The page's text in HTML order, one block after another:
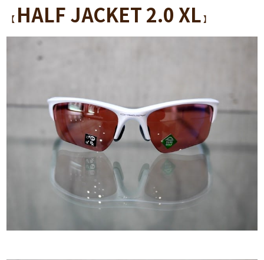
【 HALF JACKET 2.0 XL 】